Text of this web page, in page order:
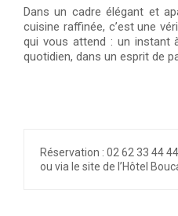
Dans un cadre élégant et
cuisine raffinée, c’est une
qui vous attend : un instant
quotidien, dans un esprit de
Réservation : 02 62 33 44 44
ou via le site de l’Hôtel